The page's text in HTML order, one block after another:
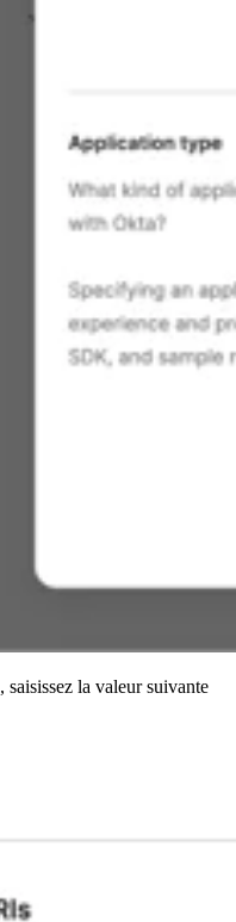
, saisissez la valeur suivante